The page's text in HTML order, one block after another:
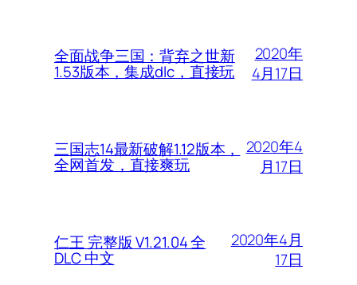
全面战争三国：背弃之世新
1.53版本，集成dlc，直接玩
2020年
4月17日
三国志14最新破解1.12版本，
全网首发，直接爽玩
2020年4
月17日
仁王 完整版 V1.21.04 全
DLC 中文
2020年4月
17日